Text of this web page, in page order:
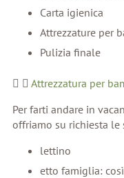
Carta igienica
Attrezzature per
Pulizia finale
Attrezzatura per
Per farti andare in
offriamo su richiesta le
lettino
etto famiglia: